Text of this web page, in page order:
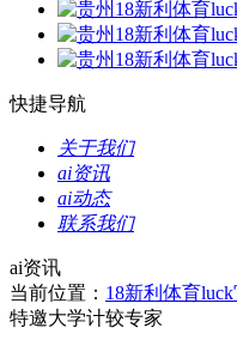
快捷导航
关于我们
ai资讯
ai动态
联系我们
ai资讯
当前位置： 18新利体育luck
特邀大学计较专家